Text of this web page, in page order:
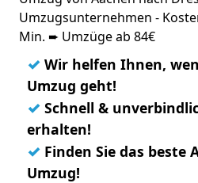
Umzugsunternehmen -
Min. ➨ Umzüge ab 84€
✓ Wir helfen Ihnen,
Umzug geht!
✓ Schnell &
erhalten!
✓ Finden Sie das beste
Umzug!